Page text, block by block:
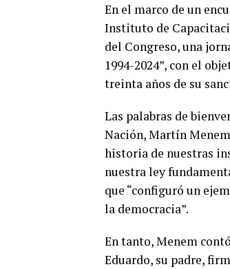
En el marco de un
Instituto de
del Congreso, una
1994-2024”, con el
treinta años de su
Las palabras de
Nación, Martín
historia de nuestras
nuestra ley
que “configuró un
la democracia”.
En tanto, Menem
Eduardo, su padre,